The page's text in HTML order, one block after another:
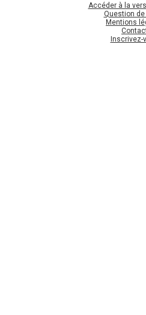
Accéder à la
Question
Mentions
Inscrivez-